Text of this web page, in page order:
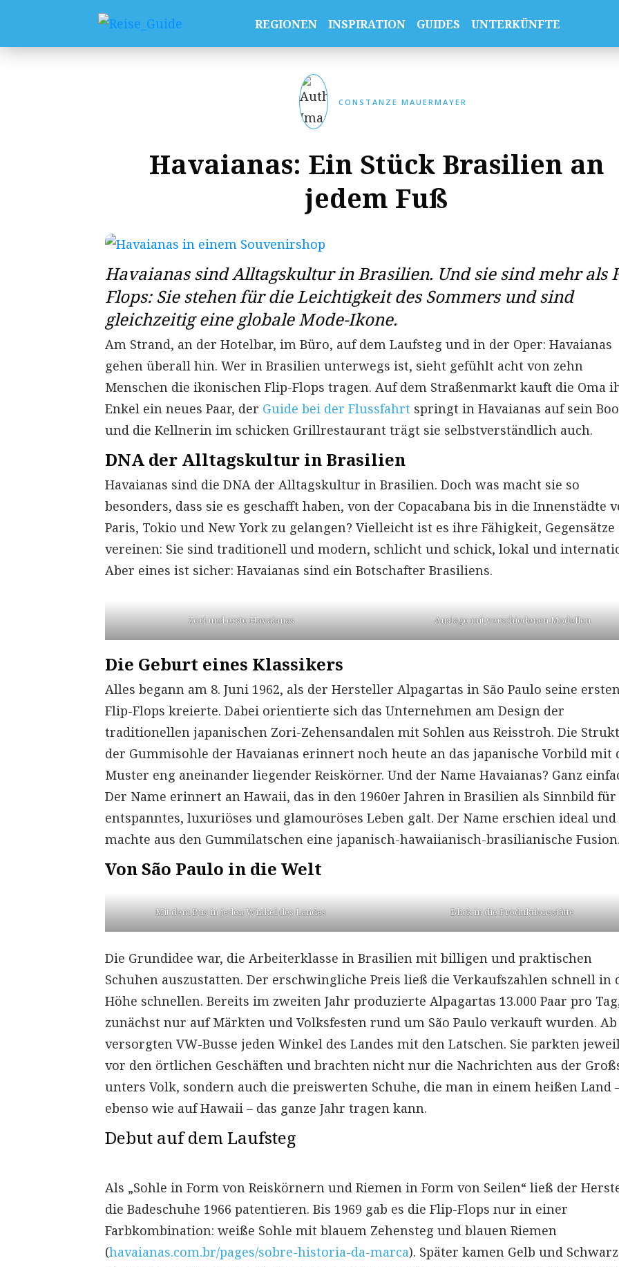
REGIONEN INSPIRATION GUIDES UNTERKÜNFTE
CONSTANZE MAUERMAYER
Havaianas: Ein Stück Brasilien an
jedem Fuß
Havaianas sind Alltagskultur in Brasilien. Und sie sind mehr als
Flops: Sie stehen für die Leichtigkeit des Sommers und sind
gleichzeitig eine globale Mode-Ikone.
Am Strand, an der Hotelbar, im Büro, auf dem Laufsteg und in der Oper: Havaianas
gehen überall hin. Wer in Brasilien unterwegs ist, sieht gefühlt acht von zehn
Menschen die ikonischen Flip-Flops tragen. Auf dem Straßenmarkt kauft die Oma
Enkel ein neues Paar, der Guide bei der Flussfahrt springt in Havaianas auf sein
und die Kellnerin im schicken Grillrestaurant trägt sie selbstverständlich auch.
DNA der Alltagskultur in Brasilien
Havaianas sind die DNA der Alltagskultur in Brasilien. Doch was macht sie so
besonders, dass sie es geschafft haben, von der Copacabana bis in die Innenstädte
Paris, Tokio und New York zu gelangen? Vielleicht ist es ihre Fähigkeit, Gegensätze
vereinen: Sie sind traditionell und modern, schlicht und schick, lokal und
Aber eines ist sicher: Havaianas sind ein Botschafter Brasiliens.
Zori und erste Havaianas Auslage mit verschiedenen Modellen
Die Geburt eines Klassikers
Alles begann am 8. Juni 1962, als der Hersteller Alpagartas in São Paulo seine ersten
Flip-Flops kreierte. Dabei orientierte sich das Unternehmen am Design der
traditionellen japanischen Zori-Zehensandalen mit Sohlen aus Reisstroh. Die
der Gummisohle der Havaianas erinnert noch heute an das japanische Vorbild mit
Muster eng aneinander liegender Reiskörner. Und der Name Havaianas? Ganz
Der Name erinnert an Hawaii, das in den 1960er Jahren in Brasilien als Sinnbild für
entspanntes, luxuriöses und glamouröses Leben galt. Der Name erschien ideal und
machte aus den Gummilatschen eine japanisch-hawaiianisch-brasilianische Fusion.
Von São Paulo in die Welt
Mit dem Bus in jeden Winkel des Landes Blick in die Produktionsstätte
Die Grundidee war, die Arbeiterklasse in Brasilien mit billigen und praktischen
Schuhen auszustatten. Der erschwingliche Preis ließ die Verkaufszahlen schnell in
Höhe schnellen. Bereits im zweiten Jahr produzierte Alpagartas 13.000 Paar pro
zunächst nur auf Märkten und Volksfesten rund um São Paulo verkauft wurden. Ab
versorgten VW-Busse jeden Winkel des Landes mit den Latschen. Sie parkten
vor den örtlichen Geschäften und brachten nicht nur die Nachrichten aus der
unters Volk, sondern auch die preiswerten Schuhe, die man in einem heißen Land
ebenso wie auf Hawaii – das ganze Jahr tragen kann.
Debut auf dem Laufsteg
Als „Sohle in Form von Reiskörnern und Riemen in Form von Seilen“ ließ der
die Badeschuhe 1966 patentieren. Bis 1969 gab es die Flip-Flops nur in einer
Farbkombination: weiße Sohle mit blauem Zehensteg und blauen Riemen
(havaianas.com.br/pages/sobre-historia-da-marca). Später kamen Gelb und Schwarz